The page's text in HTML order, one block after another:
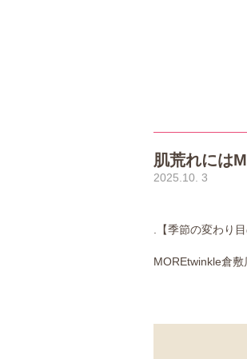
肌荒れには
2025.10. 3
.【季節の変わり
MOREtwinkle倉敷